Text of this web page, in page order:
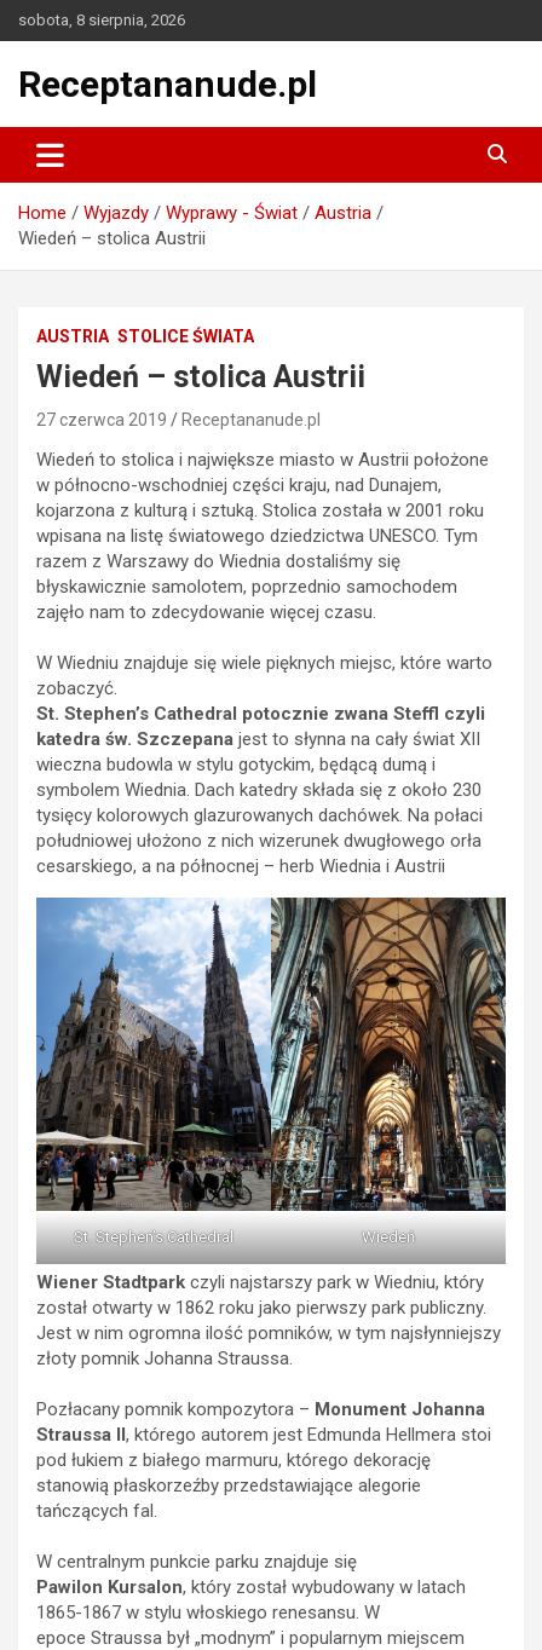
to
sobota, 8 sierpnia, 2026
Receptananude.pl
Home Wyjazdy Wyprawy - Świat
Austria
Wiedeń – stolica Austrii
AUSTRIA STOLICE ŚWIATA
Wiedeń – stolica Austrii
27 czerwca 2019 Receptananude.pl
Wiedeń to stolica i największe miasto w Austrii położone
w północno-wschodniej części kraju, nad Dunajem,
kojarzona z kulturą i sztuką. Stolica została w 2001 roku
wpisana na listę światowego dziedzictwa UNESCO. Tym
razem z Warszawy do Wiednia dostaliśmy się
błyskawicznie samolotem, poprzednio samochodem
zajęło nam to zdecydowanie więcej czasu.
W Wiedniu znajduje się wiele pięknych miejsc, które warto
zobaczyć.
St. Stephen’s Cathedral potocznie zwana Steffl czyli
katedra św. Szczepana jest to słynna na cały świat XII
wieczna budowla w stylu gotyckim, będącą dumą i
symbolem Wiednia. Dach katedry składa się z około 230
tysięcy kolorowych glazurowanych dachówek. Na połaci
południowej ułożono z nich wizerunek dwugłowego orła
cesarskiego, a na północnej – herb Wiednia i Austrii
St. Stephen’s Cathedral Wiedeń
Wiener Stadtpark czyli najstarszy park w Wiedniu, który
został otwarty w 1862 roku jako pierwszy park publiczny.
Jest w nim ogromna ilość pomników, w tym najsłynniejszy
złoty pomnik Johanna Straussa.
Pozłacany pomnik kompozytora – Monument Johanna
Straussa II, którego autorem jest Edmunda Hellmera stoi
pod łukiem z białego marmuru, którego dekorację
stanowią płaskorzeźby przedstawiające alegorie
tańczących fal.
W centralnym punkcie parku znajduje się
Pawilon Kursalon, który został wybudowany w latach
1865-1867 w stylu włoskiego renesansu. W
epoce Straussa był „modnym” i popularnym miejscem